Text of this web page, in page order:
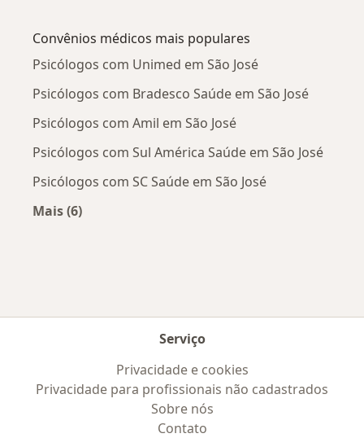
Convênios médicos mais populares
Psicólogos com Unimed em São José
Psicólogos com Bradesco Saúde em São José
Psicólogos com Amil em São José
Psicólogos com Sul América Saúde em São José
Psicólogos com SC Saúde em São José
Mais (6)
Serviço
Privacidade e cookies
Privacidade para profissionais não cadastrados
Sobre nós
Contato